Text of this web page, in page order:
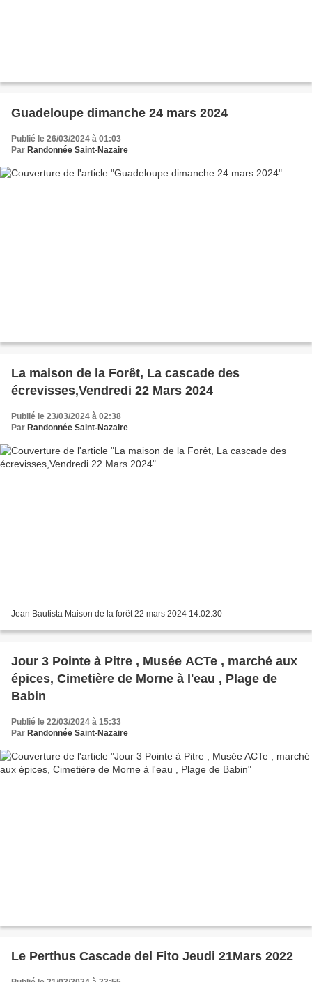
Guadeloupe dimanche 24 mars 2024
Publié le 26/03/2024 à 01:03
Par Randonnée Saint-Nazaire
La maison de la Forêt, La cascade des
écrevisses,Vendredi 22 Mars 2024
Publié le 23/03/2024 à 02:38
Par Randonnée Saint-Nazaire
Jean Bautista Maison de la forêt 22 mars 2024 14:02:30
Jour 3 Pointe à Pitre , Musée ACTe , marché aux
épices, Cimetière de Morne à l'eau , Plage de
Babin
Publié le 22/03/2024 à 15:33
Par Randonnée Saint-Nazaire
Le Perthus Cascade del Fito Jeudi 21Mars 2022